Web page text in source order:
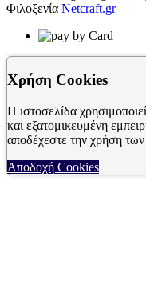
Φιλοξενία Netcraft.gr
Χρήση Cookies
Η ιστοσελίδα
και εξατομικευμένη
αποδέχεστε την χρήση
Αποδοχή Cookies